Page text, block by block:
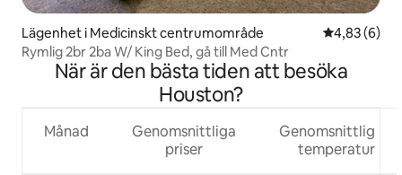
Lägenhet i Medicinskt centrumområde 4,83 av 5 i
4,83 (6)
Rymlig 2br 2ba W/ King Bed, gå till Med Cntr
När är den bästa tiden att besöka
Houston?
Månad
Genomsnittliga
priser
Genomsnittlig
temperatur